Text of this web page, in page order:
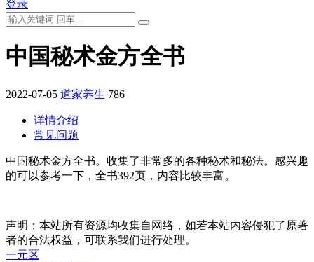
登录
中国秘术金方全书
2022-07-05 道家养生 786
详情介绍
常见问题
中国秘术金方全书。收集了非常多的各种秘术和秘法。感兴趣
的可以参考一下，全书392页，内容比较丰富。
声明：本站所有资源均收集自网络，如若本站内容侵犯了原著
者的合法权益，可联系我们进行处理。
一元区